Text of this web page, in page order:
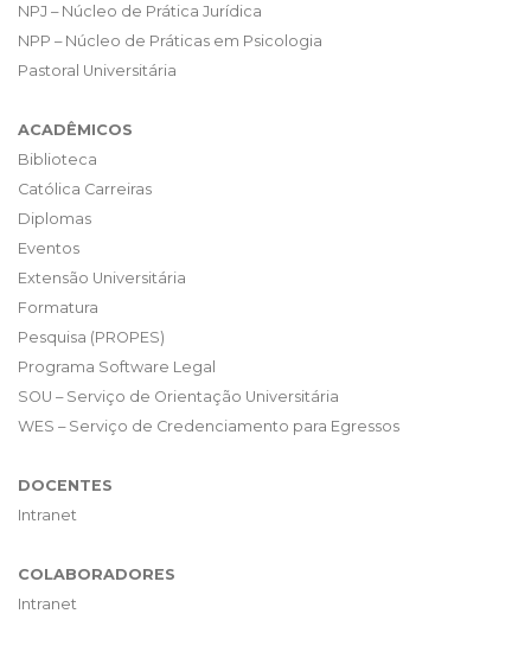
NPJ – Núcleo de Prática Jurídica
NPP – Núcleo de Práticas em Psicologia
Pastoral Universitária
ACADÊMICOS
Biblioteca
Católica Carreiras
Diplomas
Eventos
Extensão Universitária
Formatura
Pesquisa (PROPES)
Programa Software Legal
SOU – Serviço de Orientação Universitária
WES – Serviço de Credenciamento para Egressos
DOCENTES
Intranet
COLABORADORES
Intranet